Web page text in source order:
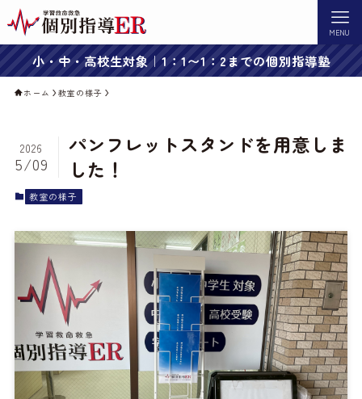
MENU
小・中・高校生対象｜1：1〜1：2までの個別指導塾
ホーム 教室の様子
パンフレットスタンドを用意しま
した！
2026
5/09
教室の様子